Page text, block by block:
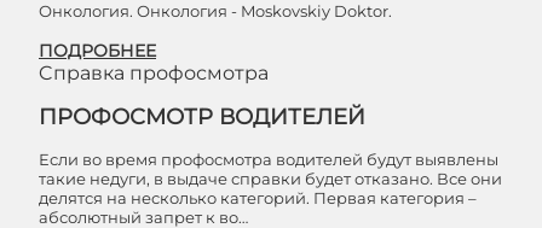
Онкология. Онкология - Moskovskiy Doktor.
ПОДРОБНЕЕ
Cправка профосмотра
ПРОФОСМОТР ВОДИТЕЛЕЙ
Если во время профосмотра водителей будут выявлены
такие недуги, в выдаче справки будет отказано. Все они
делятся на несколько категорий. Первая категория –
абсолютный запрет к во…